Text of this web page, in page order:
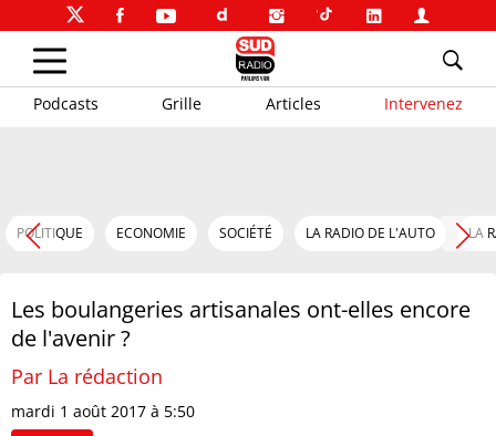
Podcasts Grille Articles Intervenez
POLITIQUE ECONOMIE SOCIÉTÉ LA RADIO DE L'AUTO LA
Les boulangeries artisanales ont-elles encore
de l'avenir ?
Par La rédaction
mardi 1 août 2017 à 5:50